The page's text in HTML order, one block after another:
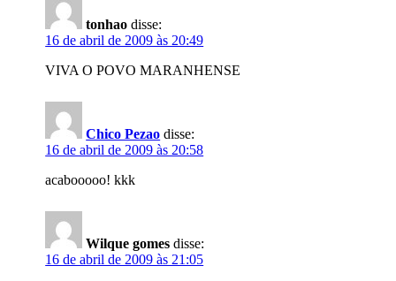
tonhao disse:
16 de abril de 2009 às 20:49
VIVA O POVO MARANHENSE
Chico Pezao disse:
16 de abril de 2009 às 20:58
acabooooo! kkk
Wilque gomes disse:
16 de abril de 2009 às 21:05